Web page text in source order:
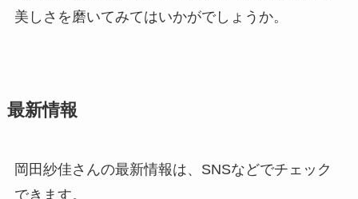
美しさを磨いてみてはいかがでしょうか。
最新情報
岡田紗佳さんの最新情報は、SNSなどでチェック
できます。